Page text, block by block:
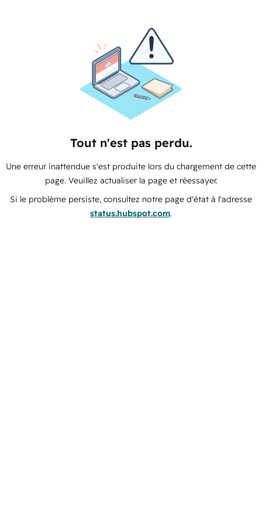
Tout n'est pas perdu.
Une erreur inattendue s'est produite lors du chargement de cette
page. Veuillez actualiser la page et réessayer.
Si le problème persiste, consultez notre page d'état à l'adresse
status.hubspot.com.